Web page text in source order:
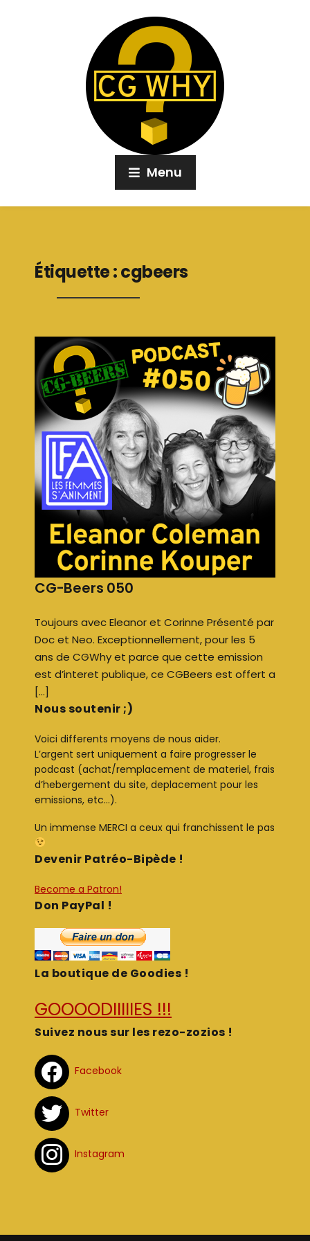
Menu
Étiquette :cgbeers
CG-Beers 050
Toujours avec Eleanor et Corinne Présenté par
Doc et Neo. Exceptionnellement, pour les 5
ans de CGWhy et parce que cette emission
est d’interet publique, ce CGBeers est offert a
[…]
Nous soutenir ;)
Voici differents moyens de nous aider.
L’argent sert uniquement a faire progresser le
podcast (achat/remplacement de materiel, frais
d’hebergement du site, deplacement pour les
emissions, etc…).
Un immense MERCI a ceux qui franchissent le pas
Devenir Patréo-Bipède !
Become a Patron!
Don PayPal !
La boutique de Goodies !
GOOOODIIIIIES !!!
Suivez nous sur les rezo-zozios !
Facebook
Twitter
Instagram